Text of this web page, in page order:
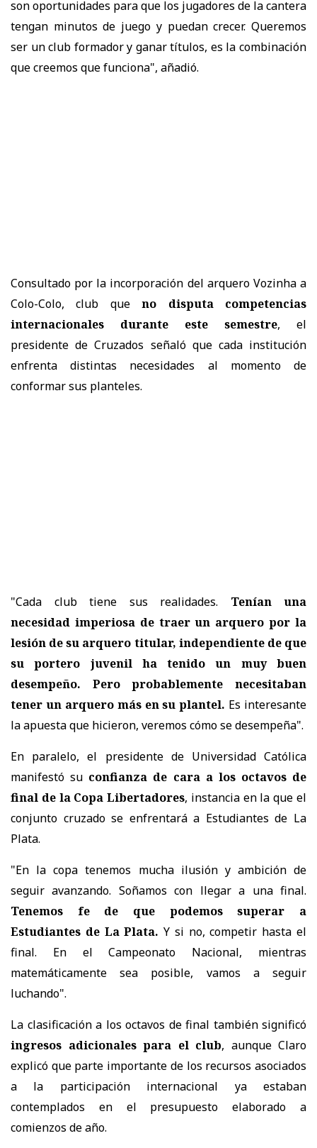
son oportunidades para que los jugadores de la cantera
tengan minutos de juego y puedan crecer. Queremos
ser un club formador y ganar títulos, es la combinación
que creemos que funciona", añadió.
Consultado por la incorporación del arquero Vozinha a
Colo-Colo, club queno disputa competencias
internacionales durante este semestre, el
presidente de Cruzados señaló que cada institución
enfrenta distintas necesidades al momento de
conformar sus planteles.
"Cada club tiene sus realidades. Tenían una
necesidad imperiosa de traer un arquero por la
lesión de su arquero titular, independiente de que
su portero juvenil ha tenido un muy buen
desempeño. Pero probablemente necesitaban
tener un arquero más en su plantel. Es interesante
la apuesta que hicieron, veremos cómo se desempeña".
En paralelo, el presidente de Universidad Católica
manifestó su confianza de cara a los octavos de
final de la Copa Libertadores, instancia en la que el
conjunto cruzado se enfrentará a Estudiantes de La
Plata.
"En la copa tenemos mucha ilusión y ambición de
seguir avanzando. Soñamos con llegar a una final.
Tenemos fe de que podemos superar a
Estudiantes de La Plata. Y si no, competir hasta el
final. En el Campeonato Nacional, mientras
matemáticamente sea posible, vamos a seguir
luchando".
La clasificación a los octavos de final también significó
ingresos adicionales para el club, aunque Claro
explicó que parte importante de los recursos asociados
a la participación internacional ya estaban
contemplados en el presupuesto elaborado a
comienzos de año.